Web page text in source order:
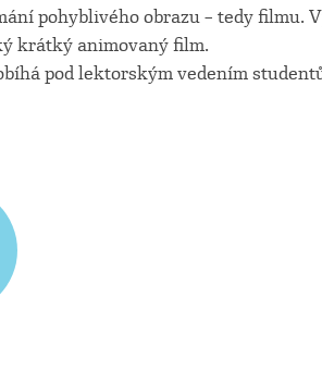
pohyblivého obrazu – tedy filmu.
krátký animovaný film.
pod lektorským vedením